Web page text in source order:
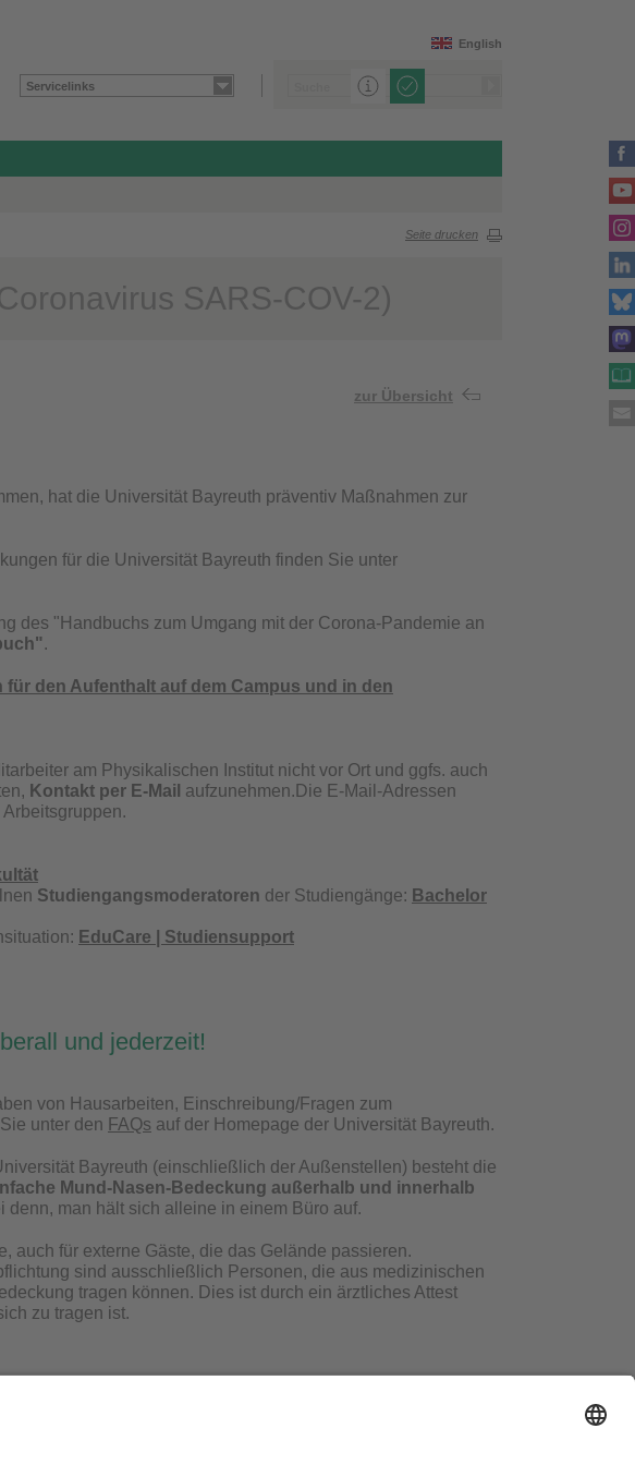
English
Servicelinks
Seite drucken
SARS-COV-2)
zur Übersicht
hat die Universität Bayreuth präventiv Maßnahmen zur
für die Universität Bayreuth finden Sie unter
des "Handbuchs zum Umgang mit der Corona-Pandemie an
.
den Aufenthalt auf dem Campus und in den
am Physikalischen Institut nicht vor Ort und ggfs. auch
Kontakt per E-Mail aufzunehmen.Die E-Mail-Adressen
Arbeitsgruppen.
Studiengangsmoderatoren der Studiengänge: Bachelor
EduCare | Studiensupport
und jederzeit!
von Hausarbeiten, Einschreibung/Fragen zum
unter den FAQs auf der Homepage der Universität Bayreuth.
Bayreuth (einschließlich der Außenstellen) besteht die
Mund-Nasen-Bedeckung außerhalb und innerhalb
denn, man hält sich alleine in einem Büro auf.
auch für externe Gäste, die das Gelände passieren.
sind ausschließlich Personen, die aus medizinischen
tragen können. Dies ist durch ein ärztliches Attest
zu tragen ist.